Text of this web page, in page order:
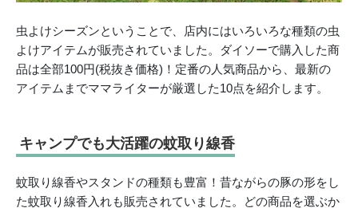
虫よけシーズンということで、店内にはいろいろな種類の虫
よけアイテムが販売されていました。ダイソーで購入した商
品は全部100円(税抜き価格)！定番の人気商品から、最新の
アイテムまでママライターが厳選した10点を紹介します。
キャンプでも大活躍の蚊取り線香
蚊取り線香やスタンドの種類も豊富！昔ながらの豚の形をし
た蚊取り線香入れも販売されていました。どの商品を選ぶか